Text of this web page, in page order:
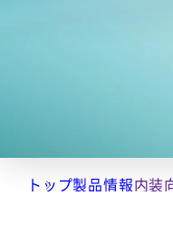
トップ製品情報内装